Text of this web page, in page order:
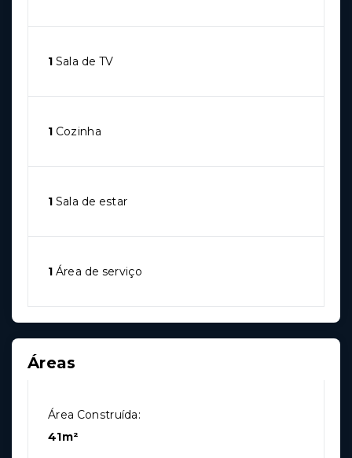
1 Sala de TV
1 Cozinha
1 Sala de estar
1 Área de serviço
Áreas
Área Construída:
41m²